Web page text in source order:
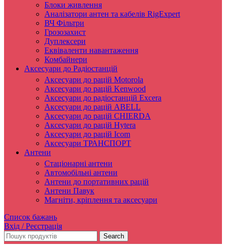
Блоки живлення
Аналізатори антен та кабелів RigExpert
ВЧ Фільтри
Грозозахист
Дуплексери
Еквіваленти навантаження
Комбайнери
Аксесуари до Радіостанцій
Аксесуари до рацій Motorola
Аксесуари до рацій Kenwood
Аксесуари до радіостанцій Excera
Аксесуари до рацій ABELL
Аксесуари до рацій CHIERDA
Аксесуари до рацій Hytera
Аксесуари до рацій Icom
Аксесуари ТРАНСПОРТ
Антени
Стаціонарні антени
Автомобільні антени
Антени до портативних рацій
Антени Павук
Магніти, кріплення та аксесуари
Список бажань
Вхід / Реєстрація
Search